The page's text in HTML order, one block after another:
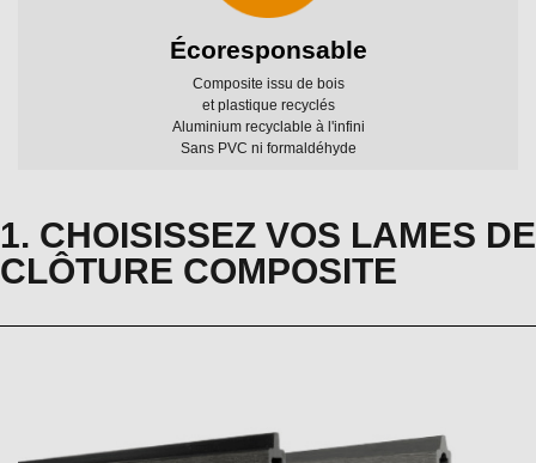
Écoresponsable
Composite issu de bois
et plastique recyclés
Sans PVC ni formaldéhyde
1. CHOISISSEZ VOS LAMES DE
CLÔTURE COMPOSITE